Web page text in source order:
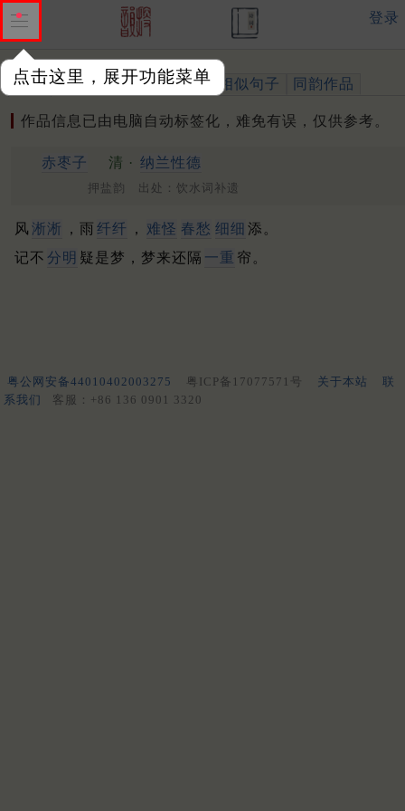
点击这里，展开功能菜单
登录
作品 标注四声 出处、引用 相似句子 同韵作品
作品信息已由电脑自动标签化，难免有误，仅供参考。
赤枣子 清 · 纳兰性德
押盐韵 出处：饮水词补遗
风 淅淅 ，雨 纤纤 ， 难怪 春愁 细细 添。
记不 分明 疑是梦，梦来还隔 一重 帘。
粤公网安备44010402003275 粤ICP备17077571号 关于本站
联
系我们
客服：+86 136 0901 3320